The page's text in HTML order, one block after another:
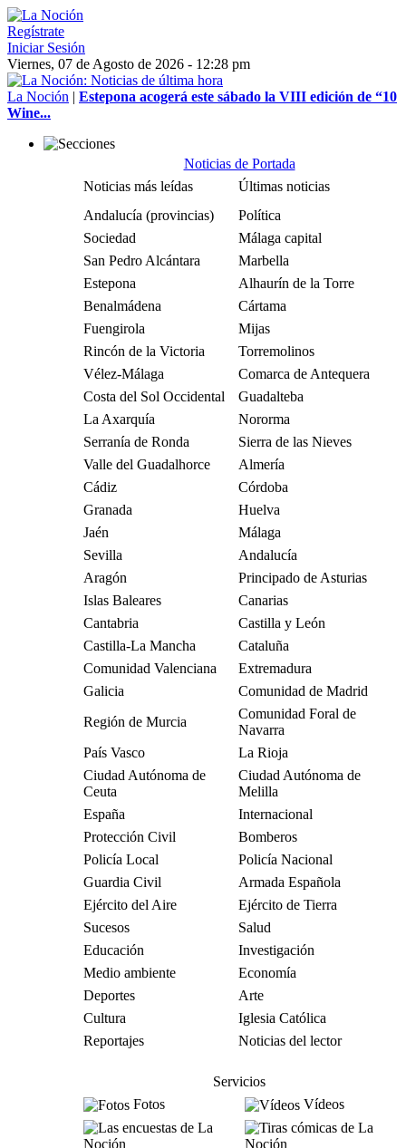
Regístrate
Iniciar Sesión
Viernes, 07 de Agosto de 2026 - 12:28 pm
La Noción | Estepona acogerá este sábado la VIII edición de “10
Wine...
Noticias de Portada
Noticias más leídas
Últimas noticias
Andalucía (provincias)
Política
Sociedad
Málaga capital
San Pedro Alcántara
Marbella
Estepona
Alhaurín de la Torre
Benalmádena
Cártama
Fuengirola
Mijas
Rincón de la Victoria
Torremolinos
Vélez-Málaga
Comarca de Antequera
Costa del Sol Occidental
Guadalteba
La Axarquía
Nororma
Serranía de Ronda
Sierra de las Nieves
Valle del Guadalhorce
Almería
Cádiz
Córdoba
Granada
Huelva
Jaén
Málaga
Sevilla
Andalucía
Aragón
Principado de Asturias
Islas Baleares
Canarias
Cantabria
Castilla y León
Castilla-La Mancha
Cataluña
Comunidad Valenciana
Extremadura
Galicia
Comunidad de Madrid
Región de Murcia
Comunidad Foral de
Navarra
País Vasco
La Rioja
Ciudad Autónoma de
Ceuta
Ciudad Autónoma de
Melilla
España
Internacional
Protección Civil
Bomberos
Policía Local
Policía Nacional
Guardia Civil
Armada Española
Ejército del Aire
Ejército de Tierra
Sucesos
Salud
Educación
Investigación
Medio ambiente
Economía
Deportes
Arte
Cultura
Iglesia Católica
Reportajes
Noticias del lector
Servicios
Fotos
Vídeos